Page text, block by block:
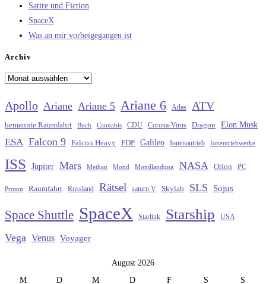
Satire und Fiction
SpaceX
Was an mir vorbeigegangen ist
Archiv
Archiv
Apollo Ariane Ariane 5 Ariane 6 Atlas ATV
bemannte Raumfahrt Buch Cannabis CDU Corona-Virus Dragon Elon Musk
ESA Falcon 9 Falcon Heavy FDP Galileo Ionenantrieb Ionentriebwerke
ISS Jupiter Mars Methan Mond Mondlandung NASA Orion PC
Proton Raumfahrt Russland Rätsel saturn V Skylab SLS Sojus
Space Shuttle SpaceX Starlink Starship USA
Vega Venus Voyager
August 2026
M
D M D F S S